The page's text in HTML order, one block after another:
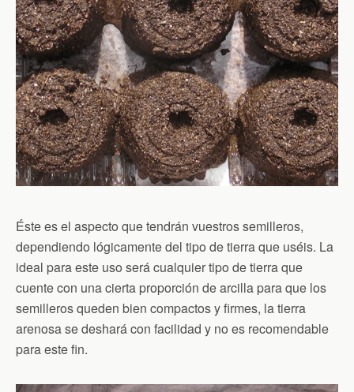
Éste es el aspecto que tendrán vuestros semilleros,
dependiendo lógicamente del tipo de tierra que uséis. La
ideal para este uso será cualquier tipo de tierra que
cuente con una cierta proporción de arcilla para que los
semilleros queden bien compactos y firmes, la tierra
arenosa se deshará con facilidad y no es recomendable
para este fin.